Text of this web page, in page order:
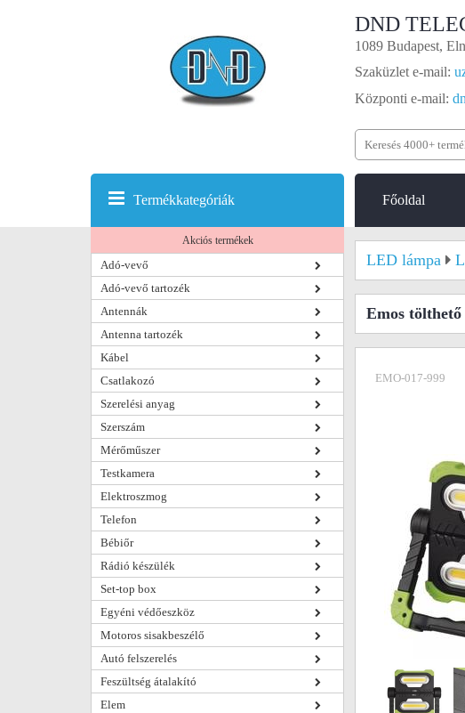
DND
1089 Budapest,
Szaküzlet e-mail:
Központi e-mail:
Főoldal
Termékkategóriák
Akciós termékek
Adó-vevő
Adó-vevő tartozék
Antennák
Antenna tartozék
Kábel
Csatlakozó
Szerelési anyag
Szerszám
Mérőműszer
Testkamera
Elektroszmog
Telefon
Bébiőr
Rádió készülék
Set-top box
Egyéni védőeszköz
Motoros sisakbeszélő
Autó felszerelés
Feszültség átalakító
Elem
LED lámpa
Emos
EMO-017-999